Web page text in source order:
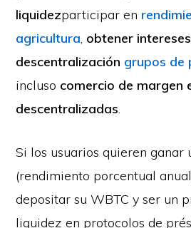
liquidezparticipar en
agricultura, obtener
descentralización grupos de
incluso comercio de margen
descentralizadas.
Si los usuarios quieren ganar
(rendimiento porcentual
depositar su WBTC y ser un
liquidez en protocolos de